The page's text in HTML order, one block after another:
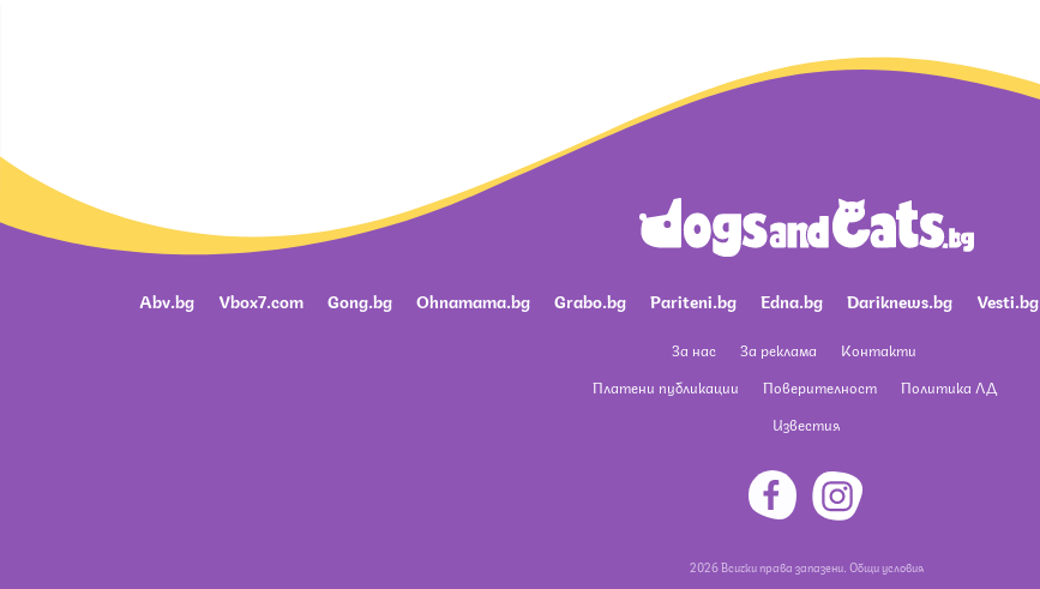
Abv.bg Vbox7.com Gong.bg Ohnamama.bg Grabo.bg Pariteni.bg Edna.bg Dariknews.bg Vesti.bg
За нас За реклама
Контакти
Платени публикации
Поверителност
Политика ЛД
Известия
2026 Всички права запазени. Общи условия